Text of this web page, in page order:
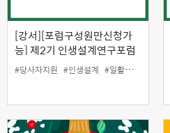
[강서][포럼구성원만신청가
능] 제2기 인생설계연구포럼
제13차 포럼
#당사자지원 #인생설계 #일활동지원